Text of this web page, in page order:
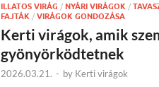
ILLATOS VIRÁG / NYÁRI VIRÁGOK /
FAJTÁK / VIRÁGOK GONDOZÁSA
Kerti virágok, amik
gyönyörködtetnek
2026.03.21. - by Kerti virágok